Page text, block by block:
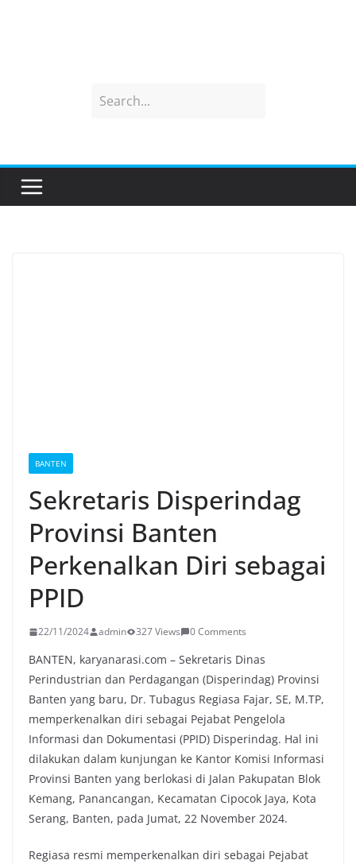
BANTEN
Sekretaris Disperindag
Provinsi Banten
Perkenalkan Diri sebagai
PPID
22/11/2024 admin 327 Views 0 Comments
BANTEN, karyanarasi.com – Sekretaris Dinas
Perindustrian dan Perdagangan (Disperindag) Provinsi
Banten yang baru, Dr. Tubagus Regiasa Fajar, SE, M.TP,
memperkenalkan diri sebagai Pejabat Pengelola
Informasi dan Dokumentasi (PPID) Disperindag. Hal ini
dilakukan dalam kunjungan ke Kantor Komisi Informasi
Provinsi Banten yang berlokasi di Jalan Pakupatan Blok
Kemang, Panancangan, Kecamatan Cipocok Jaya, Kota
Serang, Banten, pada Jumat, 22 November 2024.
Regiasa resmi memperkenalkan diri sebagai Pejabat